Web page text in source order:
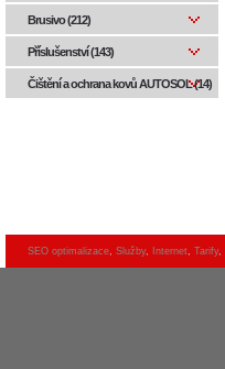
Brusivo (212)
Příslušenství (143)
Čištění a ochrana kovů AUTOSOL (14)
SEO optimalizace, Služby, Internet, Tarify,